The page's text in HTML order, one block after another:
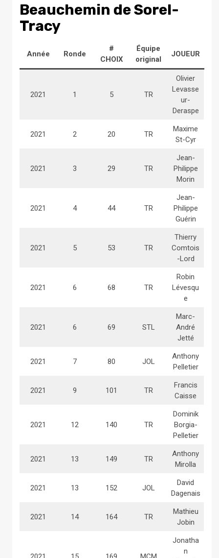
Beauchemin de Sorel-
Tracy
Année Ronde
#
CHOIX
Équipe
original
JOUEUR
2021 1 5 TR
Olivier
Levasse
ur-
Deraspe
2021 2 20 TR
Maxime
St-Cyr
2021 3 29 TR
Jean-
Philippe
Morin
2021 4 44 TR
Jean-
Philippe
Guérin
2021 5 53 TR
Thierry
Comtois
-Lord
2021 6 68 TR
Robin
Lévesqu
e
2021 6 69 STL
Marc-
André
Jetté
2021 7 80 JOL
Anthony
Pelletier
2021 9 101 TR
Francis
Caisse
2021 12 140 TR
Dominik
Borgia-
Pelletier
2021 13 149 TR
Anthony
Mirolla
2021 13 152 JOL
David
Dagenais
2021 14 164 TR
Mathieu
Jobin
Jonatha
n